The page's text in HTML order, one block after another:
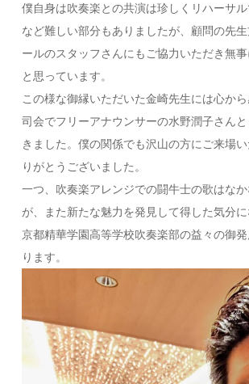
僕自身は吹奏楽との共演は珍しくリハーサ
など難しい部分もありましたが、顧問の先
ールのスタッフさんにもご協力いただき無
と思っています。
この様な御縁いただいた金崎先生には心から
司会でフリーアナウンサーの水野潤子さん
きました。僕の関係でも沢山の方にご来場
りがとうございました。
一つ、吹奏楽アレンジでの闘牛士の歌はな
が、また新たな魅力を発見して得した気分に
京都精華学園高等学校吹奏楽部の益々の御
ります。